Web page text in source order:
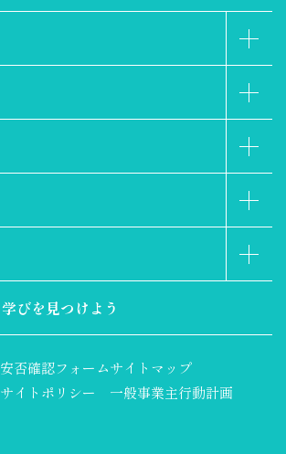
学びを見つけよう
安否確認フォームサイトマップ
サイトポリシー 一般事業主行動計画